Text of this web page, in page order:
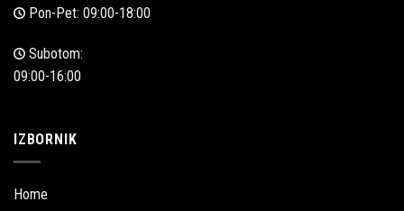
Pon-Pet: 09:00-18:00
Subotom:
09:00-16:00
IZBORNIK
Home